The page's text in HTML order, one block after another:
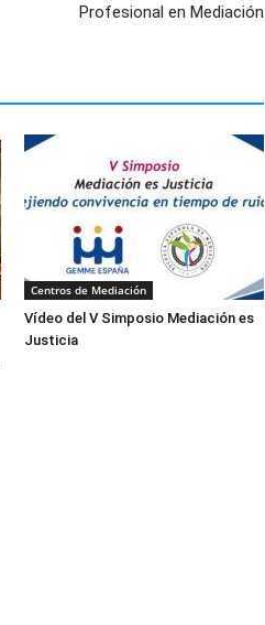
Profesional en Mediación
Centros de Mediación
Vídeo del V Simposio Mediación es
Justicia